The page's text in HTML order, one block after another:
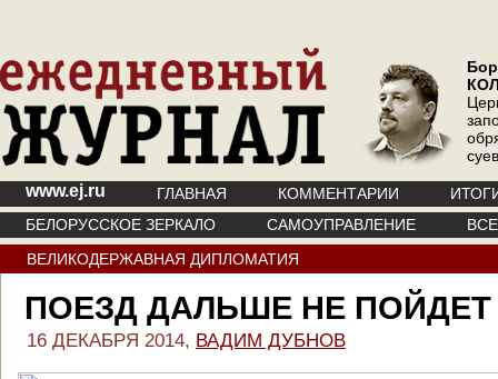
www.ej.ru ГЛАВНАЯ КОММЕНТАРИИ
БЕЛОРУССКОЕ ЗЕРКАЛО
САМОУПРАВЛЕНИЕ
ВЕЛИКОДЕРЖАВНАЯ ДИПЛОМАТИЯ
ПОЕЗД ДАЛЬШЕ НЕ ПОЙДЕТ
16 ДЕКАБРЯ 2014, ВАДИМ ДУБНОВ